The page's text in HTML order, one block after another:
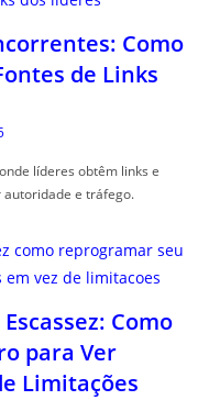
Como
de Links
líderes obtêm links e
e tráfego.
Como
para Ver
Limitações